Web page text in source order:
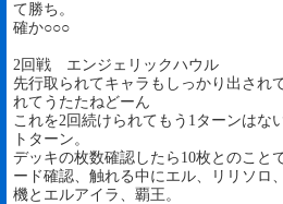
て勝ち。
確か○○○
2回戦 エンジェリックハウル
先行取られてキャラもしっかり出され
れてうたたねどーん
これを2回続けられてもう1ターンはな
トターン。
デッキの枚数確認したら10枚とのこと
ード確認、触れる中にエル、リリソロ
機とエルアイラ、覇王。